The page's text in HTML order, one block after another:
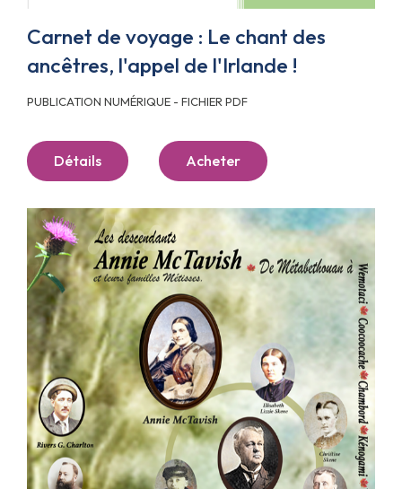
Carnet de voyage : Le chant des
ancêtres, l'appel de l'Irlande !
PUBLICATION NUMÉRIQUE - FICHIER PDF
Détails Acheter